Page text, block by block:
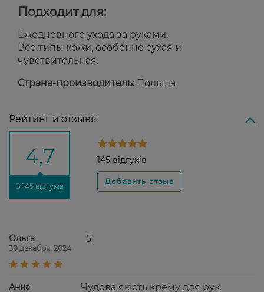
Подходит для:
Ежедневного ухода за руками.
Все типы кожи, особенно сухая и
чувствительная.
Страна-производитель: Польша
Рейтинг и отзывы
4,7
З 145 відгуків
145 відгуків
Ольга
30 декабря, 2024
5
Анна Чудова якість крему для рук.